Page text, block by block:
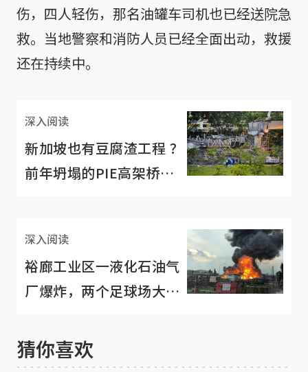
伤，四人轻伤，那名油罐车司机也已经送院急
救。当地警察和消防人员已经全面出动，救援
还在持续中。
深入阅读
新加坡也有豆腐渣工程 ？
前年坍塌的PIE高架桥，
深入阅读
裕廊工业区一液化石油气
厂爆炸，两个足球场大的
两人伤
猜你喜欢